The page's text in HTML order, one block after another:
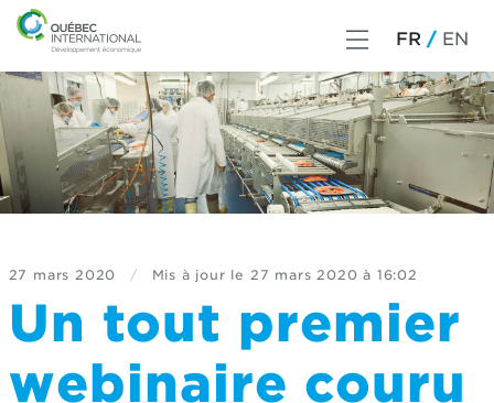
FR EN
27 mars 2020 / Mis à jour le 27 mars 2020 à 16:02
Un tout premier
webinaire couru